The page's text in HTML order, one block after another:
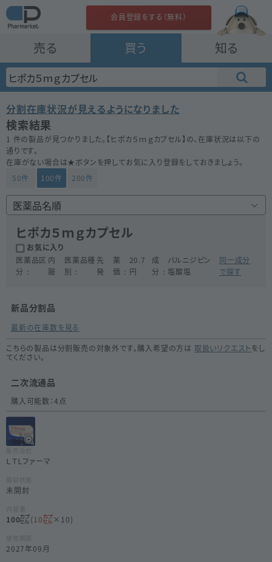
売る 買う 知る
会員登録をする（無料）
分割在庫状況が見えるようになりました
検索結果
1 件の製品が見つかりました。【 ヒポカ５ｍｇカプセル】の、在庫状況は以下の
通りです。
在庫がない場合は★ボタンを押してお気に入り登録をしておきましょう。
50件
100件 200件
ヒポカ５ｍｇカプセル
お気に入り
医薬品区
分
内
服
医薬品種
別
先
発
薬
価
20.7
円
成
分
バルニジピン
塩酸塩
同一成分
で探す
新品分割品
最新の在庫数を見る
こちらの製品は分割販売の対象外です。購入希望の方は 取扱いリクエストをし
てください。
二次流通品
購入可能数：4点
ＬＴＬファーマ
未開封
100 (10 ×10)
2027年09月